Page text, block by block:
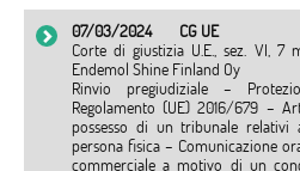
07/03/2024
CG UE
Corte di giustizia U.E., sez. VI, 7
Endemol Shine Finland Oy
Rinvio pregiudiziale –
Regolamento (UE) 2016/679 –
possesso di un tribunale
persona fisica – Comunicazione
commerciale a motivo di un